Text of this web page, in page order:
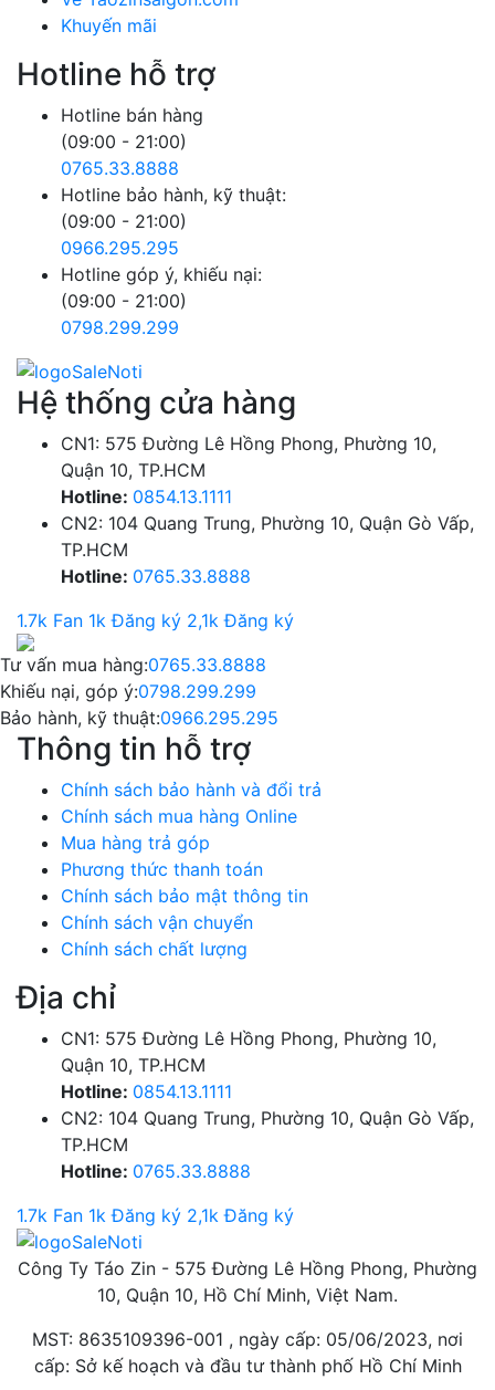
Khuyến mãi
Hotline hỗ trợ
Hotline bán hàng
(09:00 - 21:00)
0765.33.8888
Hotline bảo hành, kỹ thuật:
(09:00 - 21:00)
0966.295.295
Hotline góp ý, khiếu nại:
(09:00 - 21:00)
0798.299.299
Hệ thống cửa hàng
CN1: 575 Đường Lê Hồng Phong, Phường 10,
Quận 10, TP.HCM
Hotline: 0854.13.1111
CN2: 104 Quang Trung, Phường 10, Quận Gò Vấp,
TP.HCM
Hotline: 0765.33.8888
1.7k Fan 1k Đăng ký 2,1k Đăng ký
Tư vấn mua hàng:0765.33.8888
Khiếu nại, góp ý:0798.299.299
Bảo hành, kỹ thuật:0966.295.295
Thông tin hỗ trợ
Chính sách bảo hành và đổi trả
Chính sách mua hàng Online
Mua hàng trả góp
Phương thức thanh toán
Chính sách bảo mật thông tin
Chính sách vận chuyển
Chính sách chất lượng
Địa chỉ
CN1: 575 Đường Lê Hồng Phong, Phường 10,
Quận 10, TP.HCM
Hotline: 0854.13.1111
CN2: 104 Quang Trung, Phường 10, Quận Gò Vấp,
TP.HCM
Hotline: 0765.33.8888
1.7k Fan 1k Đăng ký 2,1k Đăng ký
Công Ty Táo Zin - 575 Đường Lê Hồng Phong, Phường
10, Quận 10, Hồ Chí Minh, Việt Nam.
MST: 8635109396-001 , ngày cấp: 05/06/2023, nơi
cấp: Sở kế hoạch và đầu tư thành phố Hồ Chí Minh